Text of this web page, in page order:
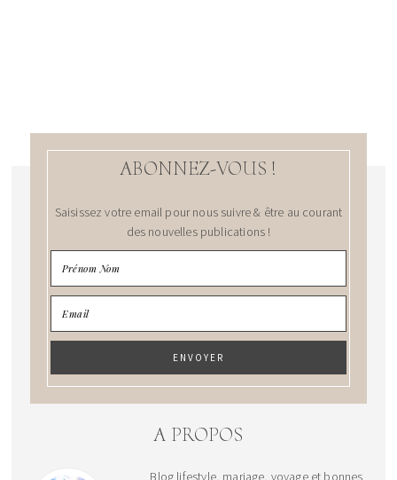
ABONNEZ-VOUS !
Saisissez votre email pour nous suivre & être au courant
des nouvelles publications !
A PROPOS
Blog lifestyle, mariage, voyage et bonnes